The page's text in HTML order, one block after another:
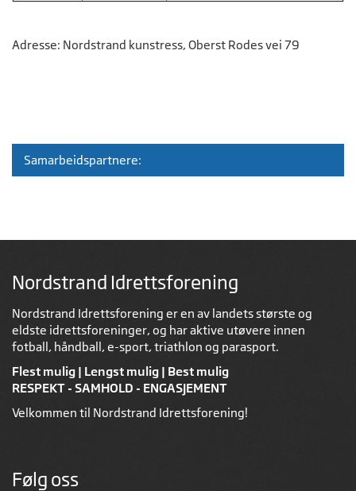
Adresse: Nordstrand kunstress, Oberst Rodes vei 79
Samarbeidspartnere:
Nordstrand Idrettsforening
Nordstrand Idrettsforening er en av landets største og
eldste idrettsforeninger, og har aktive utøvere innen
fotball, håndball, e-sport, triathlon og parasport.
Flest mulig | Lengst mulig | Best mulig
RESPEKT - SAMHOLD - ENGASJEMENT
Velkommen til Nordstrand Idrettsforening!
Følg oss